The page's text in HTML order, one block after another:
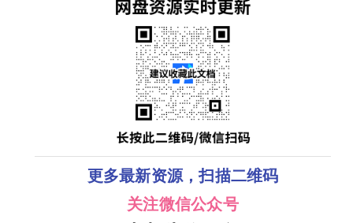
更多最新资源，扫描二维码
关注微信公众号